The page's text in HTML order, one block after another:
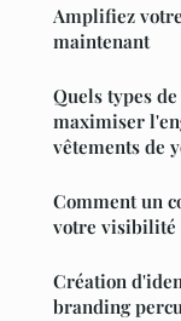
Amplifiez
maintenant
Quels types
maximiser
vêtements de
Comment un
votre visibilité
Création
branding